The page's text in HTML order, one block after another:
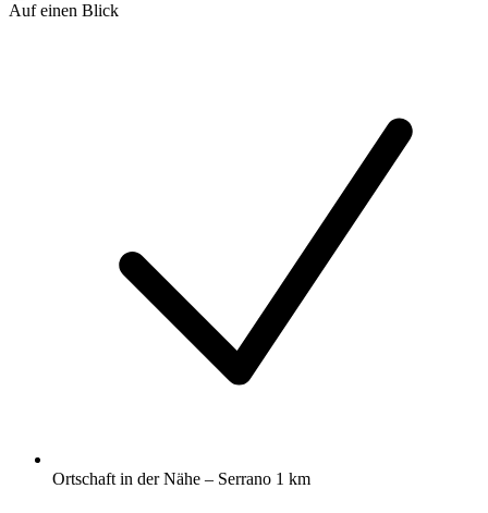
Auf einen Blick
Ortschaft in der Nähe – Serrano 1 km